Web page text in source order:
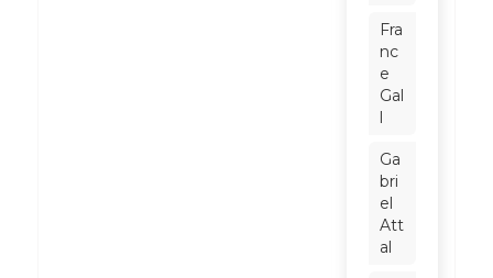
Fra
nc
e
Gal
l
Ga
bri
el
Att
al